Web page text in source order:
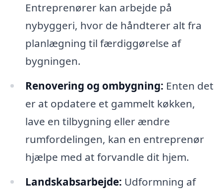
Entreprenører kan arbejde på
nybyggeri, hvor de håndterer alt fra
planlægning til færdiggørelse af
bygningen.
Renovering og ombygning: Enten det
er at opdatere et gammelt køkken,
lave en tilbygning eller ændre
rumfordelingen, kan en entreprenør
hjælpe med at forvandle dit hjem.
Landskabsarbejde: Udformning af